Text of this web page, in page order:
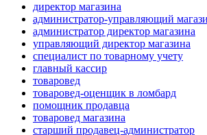
директор магазина
администратор-управляющий
администратор директор магазина
управляющий директор магазина
специалист по товарному учету
главный кассир
товаровед
товаровед-оценщик в ломбард
помощник продавца
товаровед магазина
старший продавец-администратор